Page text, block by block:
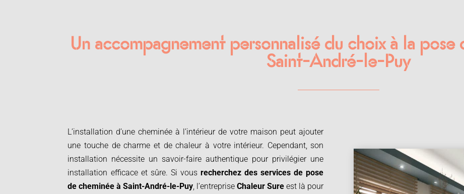
Un accompagnement personnalisé du choix à la pose
Saint-André-le-Puy
L’installation d’une cheminée à l’intérieur de votre maison peut ajouter
une touche de charme et de chaleur à votre intérieur. Cependant, son
installation nécessite un savoir-faire authentique pour privilégier une
installation efficace et sûre. Si vousrecherchez des services de pose
de cheminée à Saint-André-le-Puy , l’entrepriseChaleur Sure est là pour